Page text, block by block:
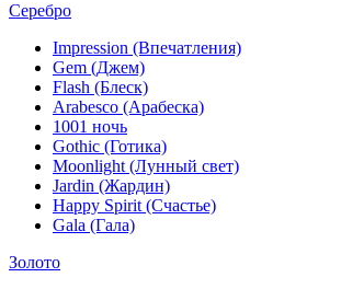
Серебро
Impression (Впечатления)
Gem (Джем)
Flash (Блеск)
Arabesco (Арабеска)
1001 ночь
Gothic (Готика)
Moonlight (Лунный свет)
Jardin (Жардин)
Happy Spirit (Счастье)
Gala (Гала)
Золото